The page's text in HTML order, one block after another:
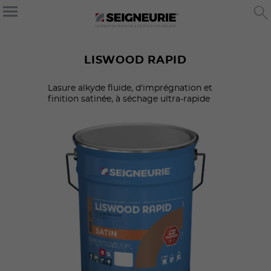
LISWOOD RAPID
Lasure alkyde fluide, d'imprégnation et
finition satinée, à séchage ultra-rapide